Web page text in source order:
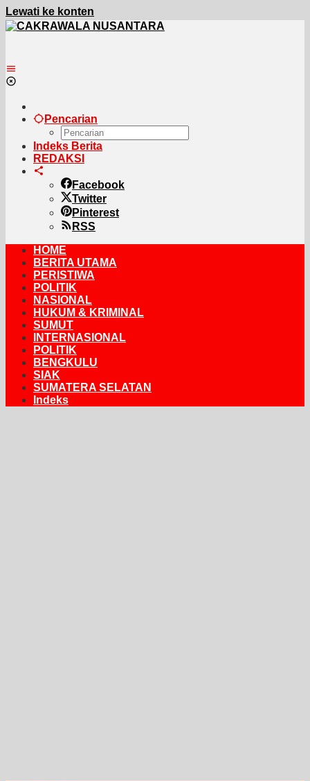
Lewati ke konten
Pencarian
Indeks Berita
REDAKSI
Facebook
Twitter
Pinterest
RSS
HOME
BERITA UTAMA
PERISTIWA
POLITIK
NASIONAL
HUKUM & KRIMINAL
SUMUT
INTERNASIONAL
POLITIK
BENGKULU
SIAK
SUMATERA SELATAN
Indeks